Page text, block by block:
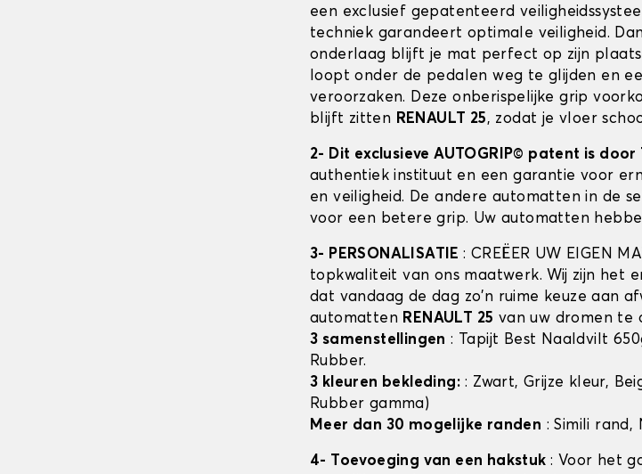
een exclusief gepatenteerd
techniek garandeert optimale veiligheid.
onderlaag blijft je mat perfect op zijn
loopt onder de pedalen weg te glijden en
veroorzaken. Deze onberispelijke grip
blijft zitten RENAULT 25, zodat je vloer
2- Dit exclusieve AUTOGRIP© patent is
authentiek instituut en een garantie voor
en veiligheid. De andere automatten in de
voor een betere grip. Uw automatten
3- PERSONALISATIE: CREËER UW EIGEN
topkwaliteit van ons maatwerk. Wij zijn het
dat vandaag de dag zo'n ruime keuze aan
automatten RENAULT 25 van uw dromen te
3 samenstellingen : Tapijt Best Naaldvilt
Rubber.
3 kleuren bekleding: : Zwart, Grijze kleur,
Rubber gamma)
Meer dan 30 mogelijke randen : Simili rand,
4- Toevoeging van een hakstuk : Voor het